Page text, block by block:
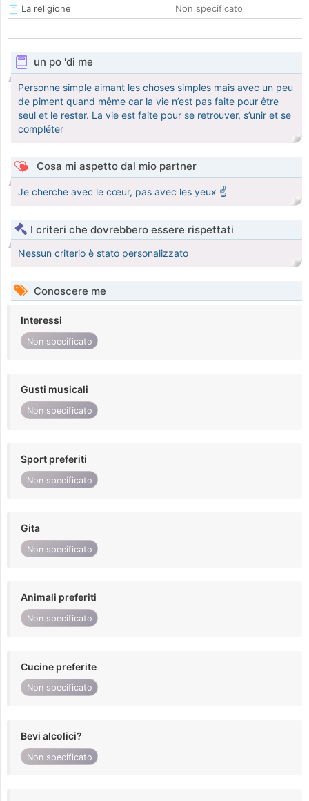
La religione
Non specificato
un po 'di me
Personne simple aimant les choses simples mais avec un peu
de piment quand même car la vie n’est pas faite pour être
seul et le rester. La vie est faite pour se retrouver, s’unir et se
compléter
Cosa mi aspetto dal mio partner
Je cherche avec le cœur, pas avec les yeux ☝️
I criteri che dovrebbero essere rispettati
Nessun criterio è stato personalizzato
Conoscere me
Interessi
Non specificato
Gusti musicali
Non specificato
Sport preferiti
Non specificato
Gita
Non specificato
Animali preferiti
Non specificato
Cucine preferite
Non specificato
Bevi alcolici?
Non specificato